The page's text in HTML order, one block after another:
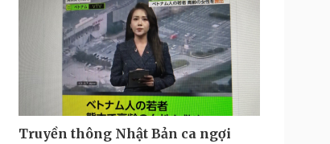
Truyền thông Nhật Bản ca ngợi